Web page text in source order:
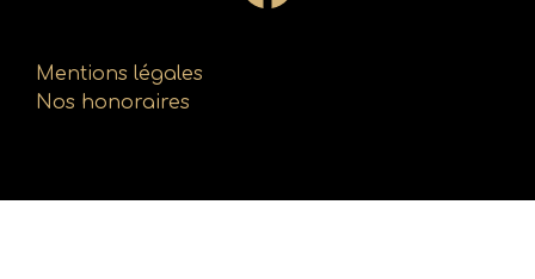
Mentions légales
Nos honoraires